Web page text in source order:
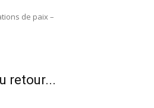
de paix –
retour...